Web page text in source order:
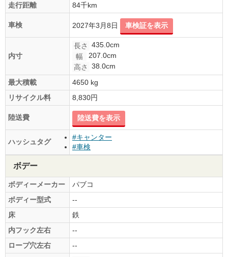
走行距離
84千km
車検 2027年3月8日 車検証を表示
内寸
長さ
435.0cm
幅
207.0cm
高さ
38.0cm
最大積載
4650 kg
リサイクル料
8,830円
陸送費 陸送費を表示
ハッシュタグ
#キャンター
#車検
ボデー
ボディーメーカー
パブコ
ボディー型式
--
床
鉄
内フック左右
--
ロープ穴左右
--